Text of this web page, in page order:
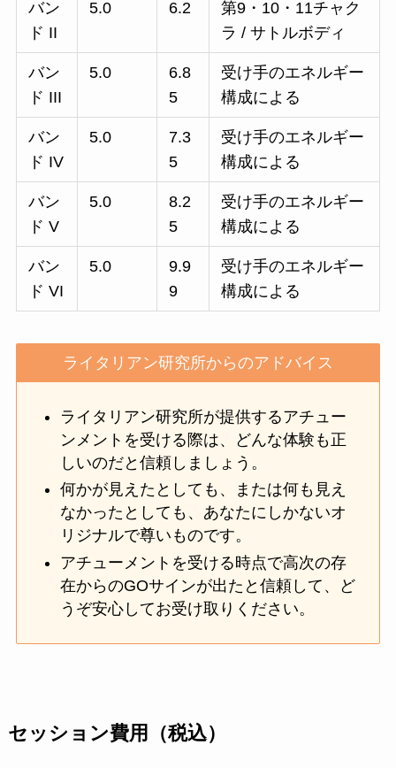
バン
ド II
5.0 6.2
第9・10・11チャク
ラ / サトルボディ
バン
ド III
5.0
6.8
5
受け手のエネルギー
構成による
バン
ド IV
5.0
7.3
5
受け手のエネルギー
構成による
バン
ド V
5.0
8.2
5
受け手のエネルギー
構成による
バン
ド VI
5.0
9.9
9
受け手のエネルギー
構成による
ライタリアン研究所からのアドバイス
ライタリアン研究所が提供するアチュー
ンメントを受ける際は、どんな体験も正
しいのだと信頼しましょう。
何かが見えたとしても、または何も見え
なかったとしても、あなたにしかないオ
リジナルで尊いものです。
アチューメントを受ける時点で高次の存
在からのGOサインが出たと信頼して、ど
うぞ安心してお受け取りください。
セッション費用（税込）